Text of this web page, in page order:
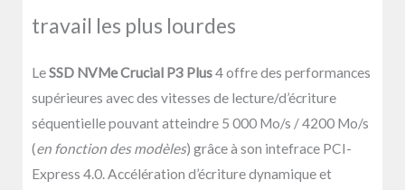
travail les plus lourdes
LeSSD NVMe Crucial P3 Plus4 offre des performances
supérieures avec des vitesses de lecture/d’écriture
séquentielle pouvant atteindre 5 000 Mo/s / 4200 Mo/s
(en fonction des modèles) grâce à son intefrace PCI-
Express 4.0. Accélération d’écriture dynamique et